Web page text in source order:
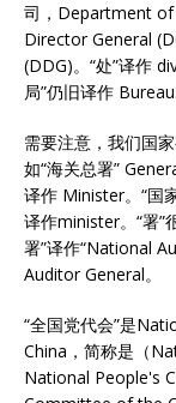
司，Department of
Director General
(DDG)。“处”译作
局”仍旧译作 Bureau.
需要注意，我们国
如“海关总署”
译作 Minister。“国
译作minister。“署”
署”译作“National
Auditor General。
“全国党代会”是
China，简称是（
National People's